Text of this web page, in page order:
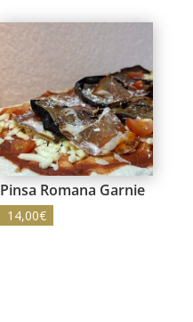
Pinsa Romana Garnie
14,00€